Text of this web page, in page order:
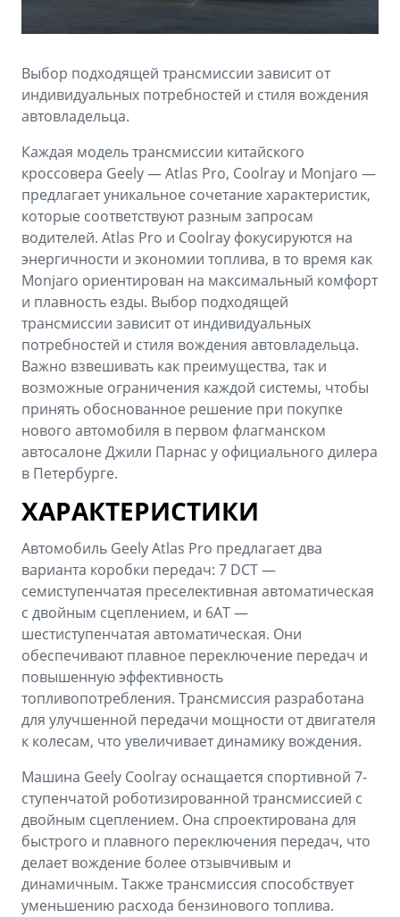
OKAVANGO
от 3 429 990 ₽*
MONJARO
от 4 349 990 ₽*
PREFACE
от 3 079 990 ₽*
GEELY EX5
от 3 769 990 ₽*
ФИНАНСЫ И УСЛУГИ
Автокредит
Расчет КАСКО
Страхование
GEELY Лизинг
ПОДДЕРЖКА
Помощь на дорогах
Гарантия Geely
Сервисная книжка
Вопросы и ответы
Выбор подходящей трансмиссии зависит от
индивидуальных потребностей и стиля вождения
автовладельца.
Каждая модель трансмиссии китайского
кроссовера Geely — Atlas Pro, Coolray и Monjaro —
предлагает уникальное сочетание характеристик,
которые соответствуют разным запросам
водителей. Atlas Pro и Coolray фокусируются на
энергичности и экономии топлива, в то время как
Monjaro ориентирован на максимальный комфорт
и плавность езды. Выбор подходящей
трансмиссии зависит от индивидуальных
потребностей и стиля вождения автовладельца.
Важно взвешивать как преимущества, так и
возможные ограничения каждой системы, чтобы
принять обоснованное решение при покупке
нового автомобиля в первом флагманском
автосалоне Джили Парнас у официального дилера
в Петербурге.
ХАРАКТЕРИСТИКИ
Автомобиль Geely Atlas Pro предлагает два
варианта коробки передач: 7 DCT —
семиступенчатая преселективная автоматическая
с двойным сцеплением, и 6АТ —
шестиступенчатая автоматическая. Они
обеспечивают плавное переключение передач и
повышенную эффективность
топливопотребления. Трансмиссия разработана
для улучшенной передачи мощности от двигателя
к колесам, что увеличивает динамику вождения.
Машина Geely Coolray оснащается спортивной 7-
ступенчатой роботизированной трансмиссией с
двойным сцеплением. Она спроектирована для
быстрого и плавного переключения передач, что
делает вождение более отзывчивым и
динамичным. Также трансмиссия способствует
уменьшению расхода бензинового топлива.